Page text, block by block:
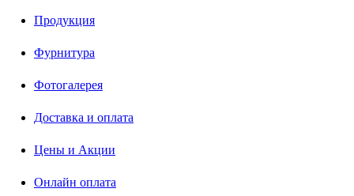
Продукция
Фурнитура
Фотогалерея
Доставка и оплата
Цены и Акции
Онлайн оплата